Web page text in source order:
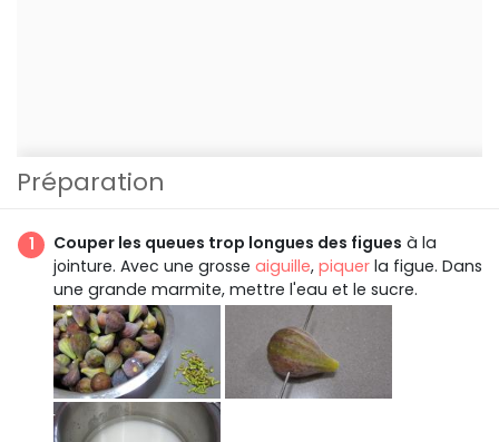
Préparation
Couper les queues trop longues des figues à la
jointure. Avec une grosse aiguille, piquer la figue. Dans
une grande marmite, mettre l'eau et le sucre.